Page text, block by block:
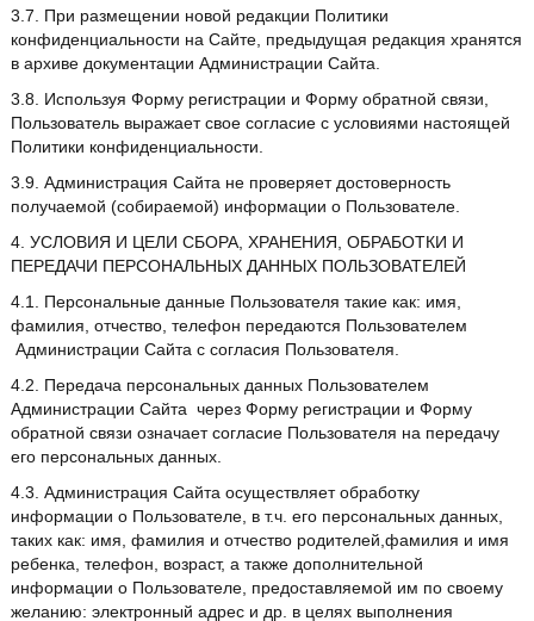
3.7. При размещении новой редакции Политики
конфиденциальности на Сайте, предыдущая редакция хранятся
в архиве документации Администрации Сайта.
3.8. Используя Форму регистрации и Форму обратной связи,
Пользователь выражает свое согласие с условиями настоящей
Политики конфиденциальности.
3.9. Администрация Сайта не проверяет достоверность
получаемой (собираемой) информации о Пользователе.
4. УСЛОВИЯ И ЦЕЛИ СБОРА, ХРАНЕНИЯ, ОБРАБОТКИ И
ПЕРЕДАЧИ ПЕРСОНАЛЬНЫХ ДАННЫХ ПОЛЬЗОВАТЕЛЕЙ
4.1. Персональные данные Пользователя такие как: имя,
фамилия, отчество, телефон передаются Пользователем
Администрации Сайта с согласия Пользователя.
4.2. Передача персональных данных Пользователем
Администрации Сайта через Форму регистрации и Форму
обратной связи означает согласие Пользователя на передачу
его персональных данных.
4.3. Администрация Сайта осуществляет обработку
информации о Пользователе, в т.ч. его персональных данных,
таких как: имя, фамилия и отчество родителей,фамилия и имя
ребенка, телефон, возраст, а также дополнительной
информации о Пользователе, предоставляемой им по своему
желанию: электронный адрес и др. в целях выполнения